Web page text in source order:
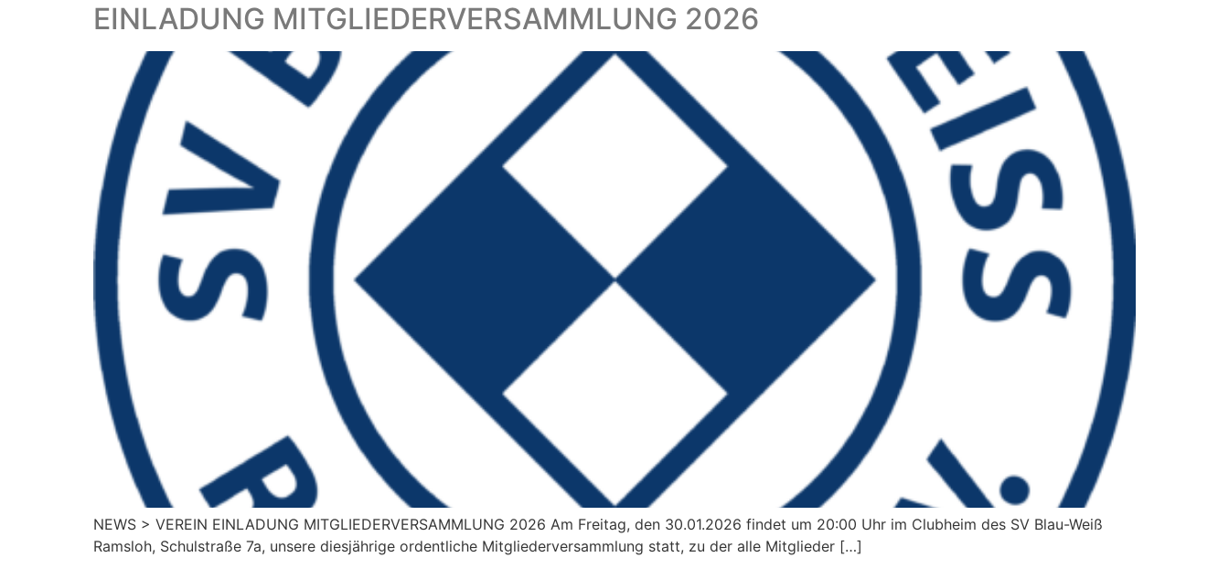
EINLADUNG MITGLIEDERVERSAMMLUNG 2026
NEWS > VEREIN EINLADUNG MITGLIEDERVERSAMMLUNG 2026 Am Freitag, den 30.01.2026 findet um 20:00 Uhr im Clubheim des SV Blau-Weiß
Ramsloh, Schulstraße 7a, unsere diesjährige ordentliche Mitgliederversammlung statt, zu der alle Mitglieder […]